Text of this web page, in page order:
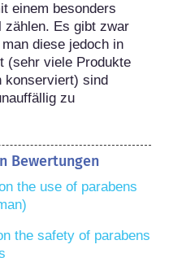
einem besonders
zählen. Es gibt zwar
diese jedoch in
(sehr viele Produkte
konserviert) sind
zu
Bewertungen
the use of parabens
the safety of parabens